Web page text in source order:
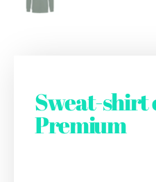
Sweat-shirt
Premium